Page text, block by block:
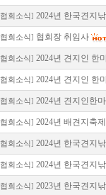
협회소식] 2024년 한국견지
협회소식] 협회장 취임사
협회소식] 2024년 견지인 한
협회소식] 2024년 견지인 한
협회소식] 2024년 견지인한
협회소식] 2024년 배견지축
협회소식] 2024년 한국견지
협회소식] 2024년 한국견지
협회소식] 2023년 한국견지